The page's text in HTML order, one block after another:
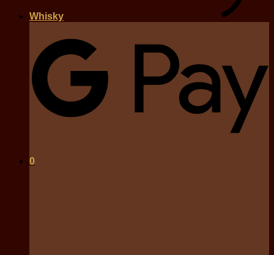
0
Whisky